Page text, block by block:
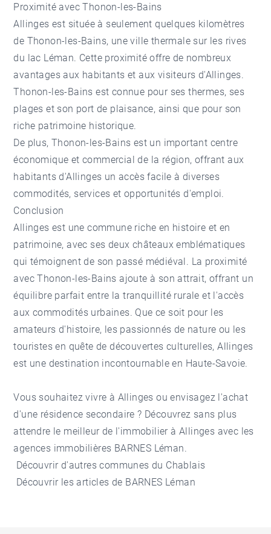
Proximité avec Thonon-les-Bains
Allinges est située à seulement quelques kilomètres
de Thonon-les-Bains, une ville thermale sur les rives
du lac Léman. Cette proximité offre de nombreux
avantages aux habitants et aux visiteurs d'Allinges.
Thonon-les-Bains est connue pour ses thermes, ses
plages et son port de plaisance, ainsi que pour son
riche patrimoine historique.
De plus, Thonon-les-Bains est un important centre
économique et commercial de la région, offrant aux
habitants d'Allinges un accès facile à diverses
commodités, services et opportunités d'emploi.
Conclusion
Allinges est une commune riche en histoire et en
patrimoine, avec ses deux châteaux emblématiques
qui témoignent de son passé médiéval. La proximité
avec Thonon-les-Bains ajoute à son attrait, offrant un
équilibre parfait entre la tranquillité rurale et l'accès
aux commodités urbaines. Que ce soit pour les
amateurs d'histoire, les passionnés de nature ou les
touristes en quête de découvertes culturelles, Allinges
est une destination incontournable en Haute-Savoie.
Vous souhaitez vivre à Allinges ou envisagez l'achat
d'une résidence secondaire ? Découvrez sans plus
attendre le meilleur de l'immobilier à Allinges avec les
agences immobilières BARNES Léman.
Découvrir d'autres communes du Chablais
Découvrir lesarticles de BARNES Léman